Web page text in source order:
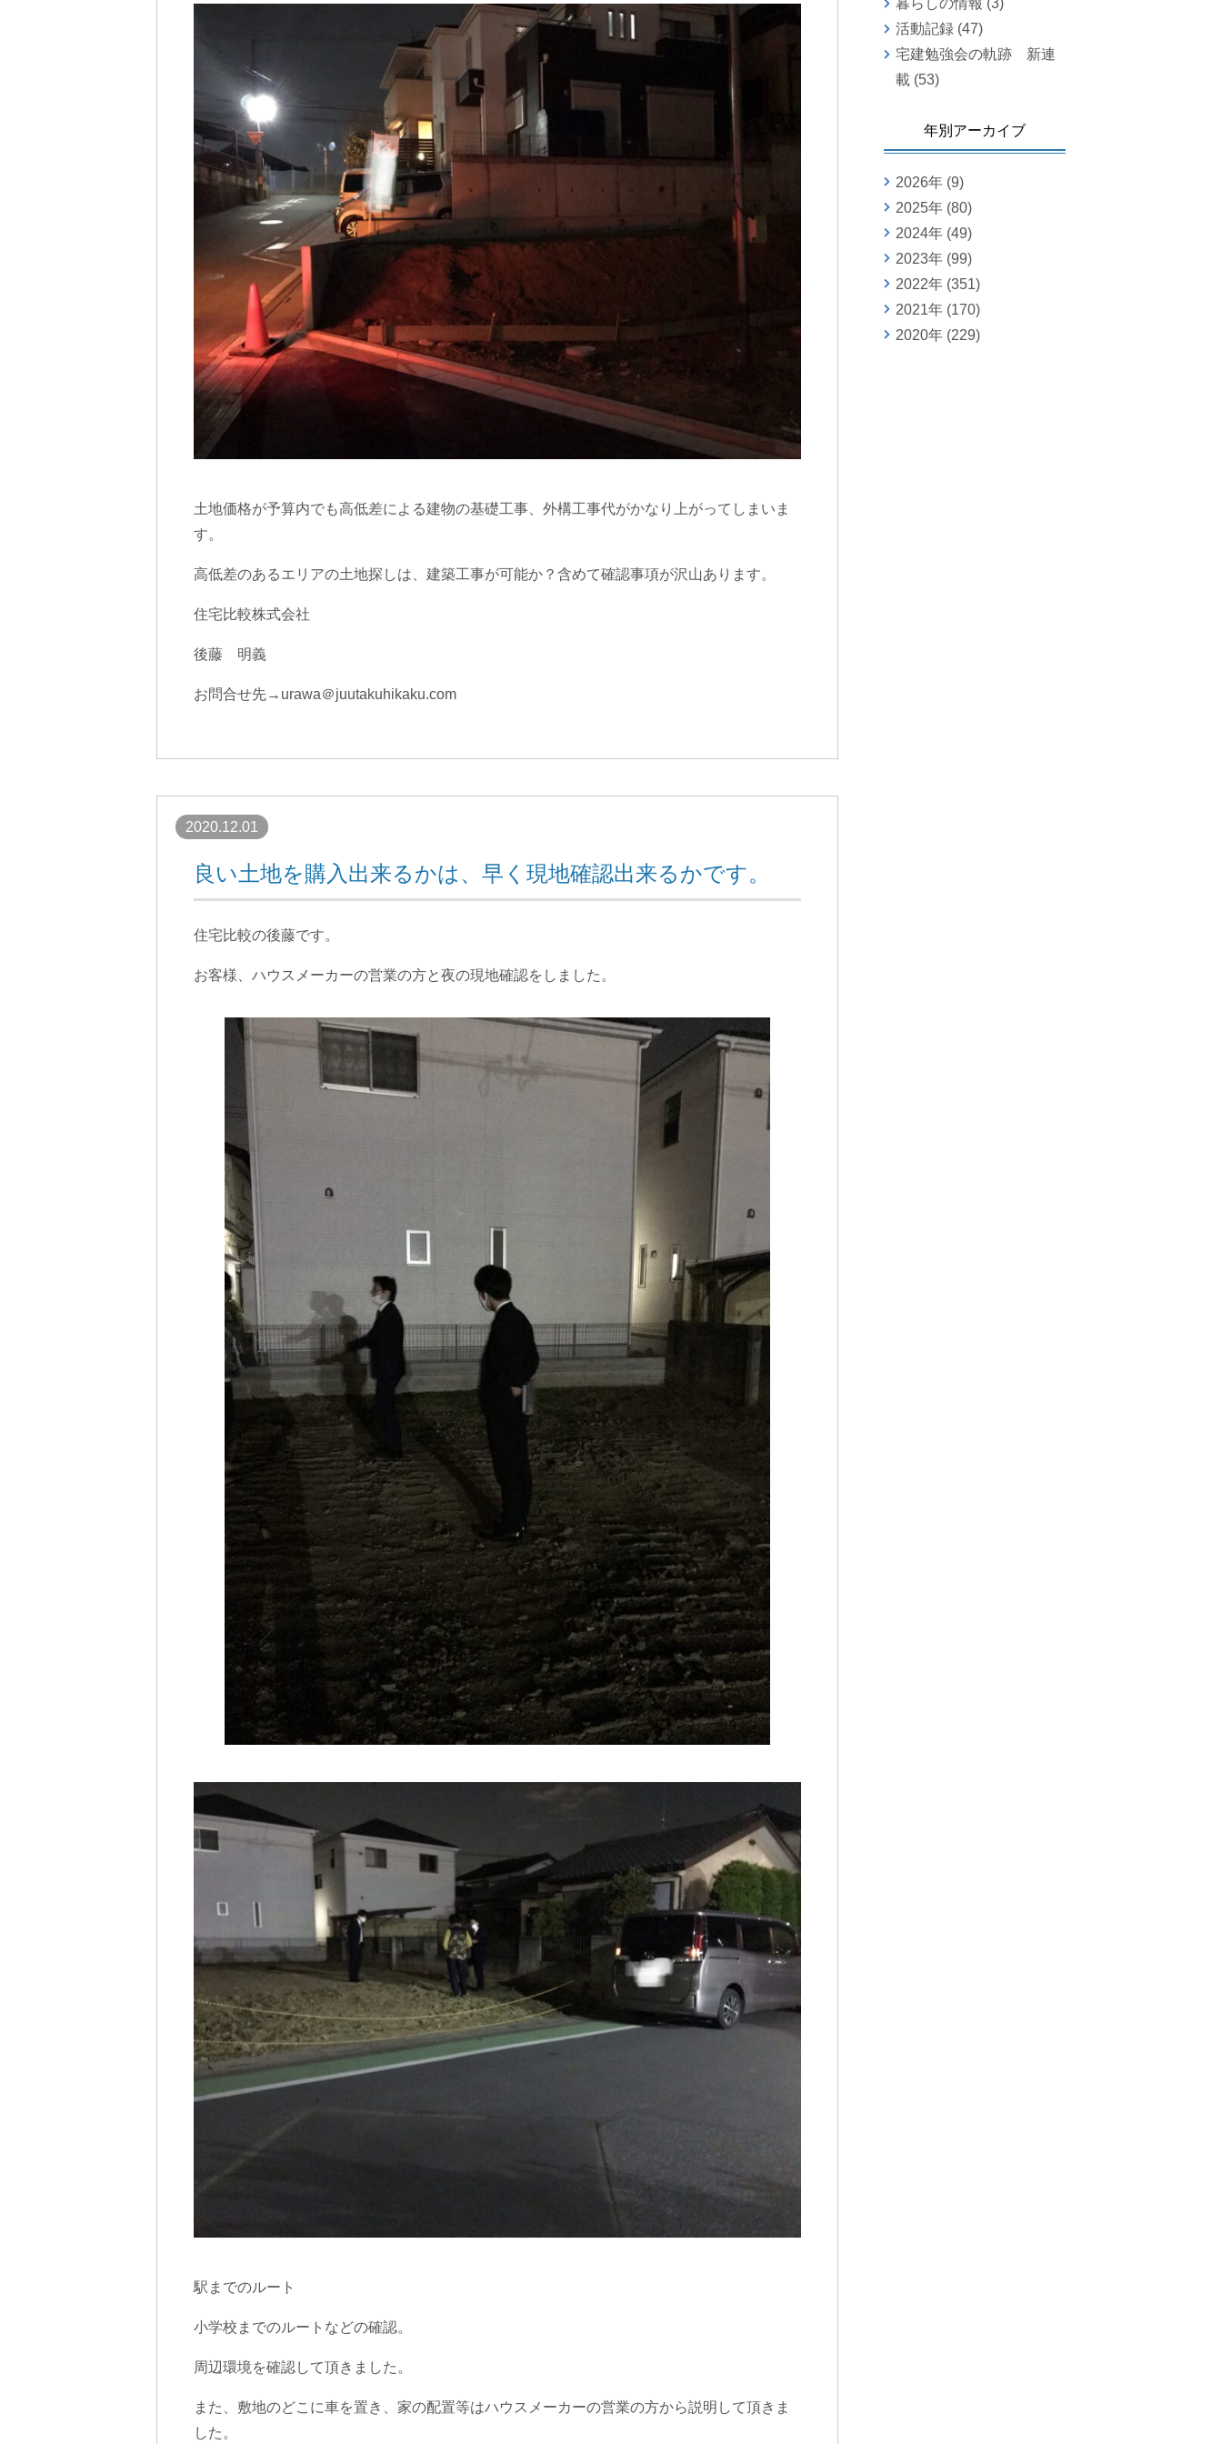
土地価格が予算内でも高低差による建物の基礎工事、外構工事代がかなり上がってしまいま
す。
高低差のあるエリアの土地探しは、建築工事が可能か？含めて確認事項が沢山あります。
住宅比較株式会社
後藤 明義
お問合せ先→urawa＠juutakuhikaku.com
2020.12.01
良い土地を購入出来るかは、早く現地確認出来るかです。
住宅比較の後藤です。
お客様、ハウスメーカーの営業の方と夜の現地確認をしました。
駅までのルート
小学校までのルートなどの確認。
周辺環境を確認して頂きました。
また、敷地のどこに車を置き、家の配置等はハウスメーカーの営業の方から説明して頂きま
した。
暮らしの情報 (3)
活動記録(47)
宅建勉強会の軌跡 新連
載 (53)
年別アーカイブ
2026年(9)
2025年(80)
2024年(49)
2023年(99)
2022年(351)
2021年(170)
2020年(229)